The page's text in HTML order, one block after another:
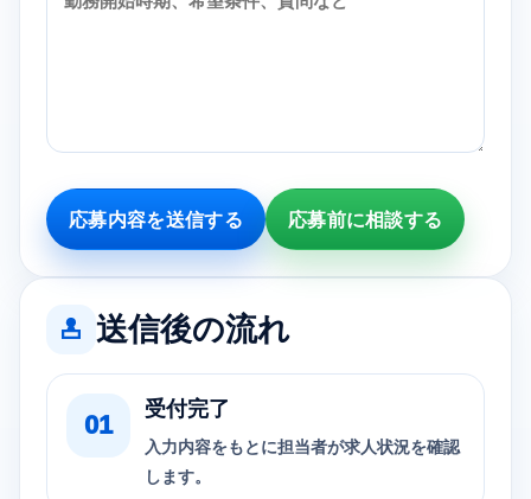
応募内容を送信する 応募前に相談する
送信後の流れ
受付完了
入力内容をもとに担当者が求人状況を確認
します。